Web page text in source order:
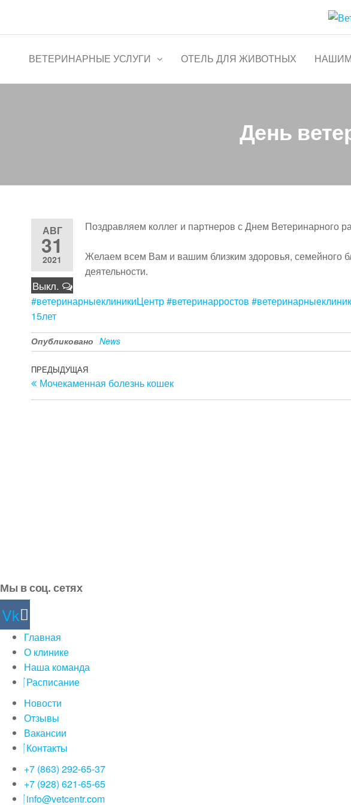
содержимомуВетеринарная клиника "Центр"
ВЕТЕРИНАРНЫЕ УСЛУГИ ОТЕЛЬ ДЛЯ ЖИВОТНЫХ
День
АВГ
31
2021
Выкл.
Поздравляем коллег и партнеров с Днем Ветеринарного
Желаем всем Вам и вашим близким здоровья, семейного
деятельности.
#ветеринарныеклиникиЦентр#ветеринарростов
15лет
Опубликовано News
Навигация
по
Предыдущая
запись
ПРЕДЫДУЩАЯ
Мочекаменная болезнь кошек
Мы в соц. сетях
Vk
Главная
О клинике
Наша команда
Расписание
Новости
Отзывы
Вакансии
Контакты
+7 (863) 292-65-37
+7 (928) 621-65-65
info@vetcentr.com